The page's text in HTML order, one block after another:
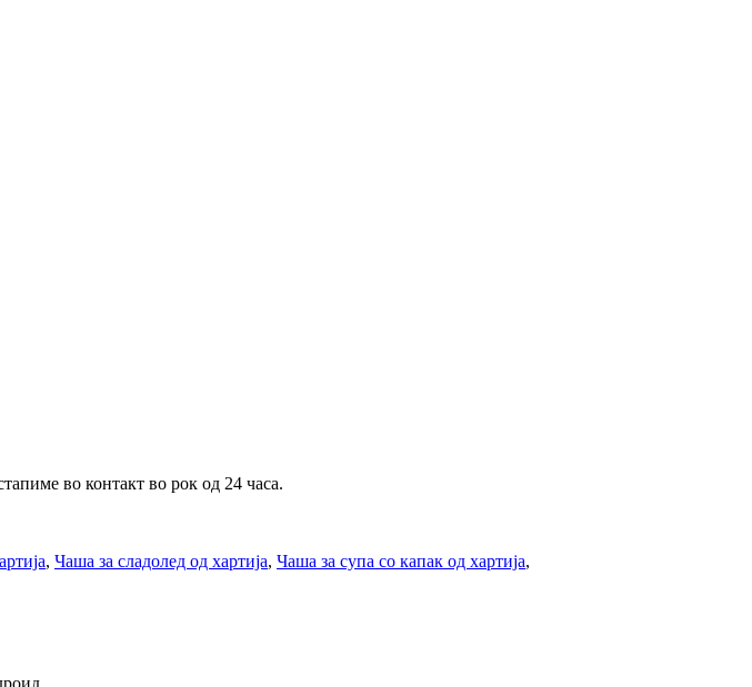
во контакт во рок од 24 часа.
, Чаша за сладолед од хартија, Чаша за супа со капак од хартија,